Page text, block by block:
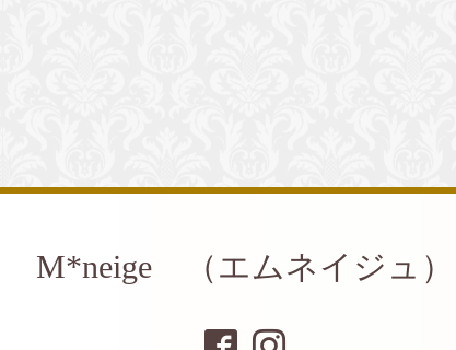
M*neige （エムネイジュ）